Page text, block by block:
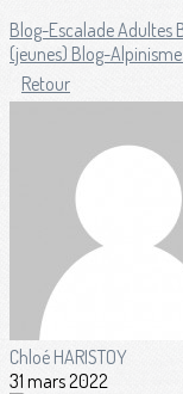
Blog-Escalade Adultes
(jeunes) Blog-
Retour
Chloé HARISTOY
31 mars 2022